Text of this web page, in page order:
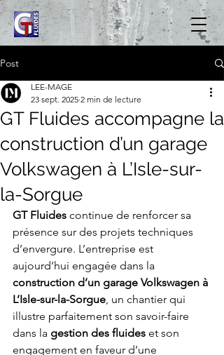
Post
GT Fluides accompagne la
construction d’un garage
Volkswagen à L’Isle-sur-
la-Sorgue
LEE-MAGE
23 sept. 2025 2 min de lecture
GT Fluides continue de renforcer sa
présence sur des projets techniques
d’envergure. L’entreprise est
aujourd’hui engagée dans la
construction d’un garage Volkswagen à
L’Isle-sur-la-Sorgue, un chantier qui
illustre parfaitement son savoir-faire
dans la gestion des fluides et son
engagement en faveur d’une